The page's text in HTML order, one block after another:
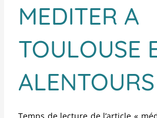
MEDITER A
TOULOUSE
ALENTOURS